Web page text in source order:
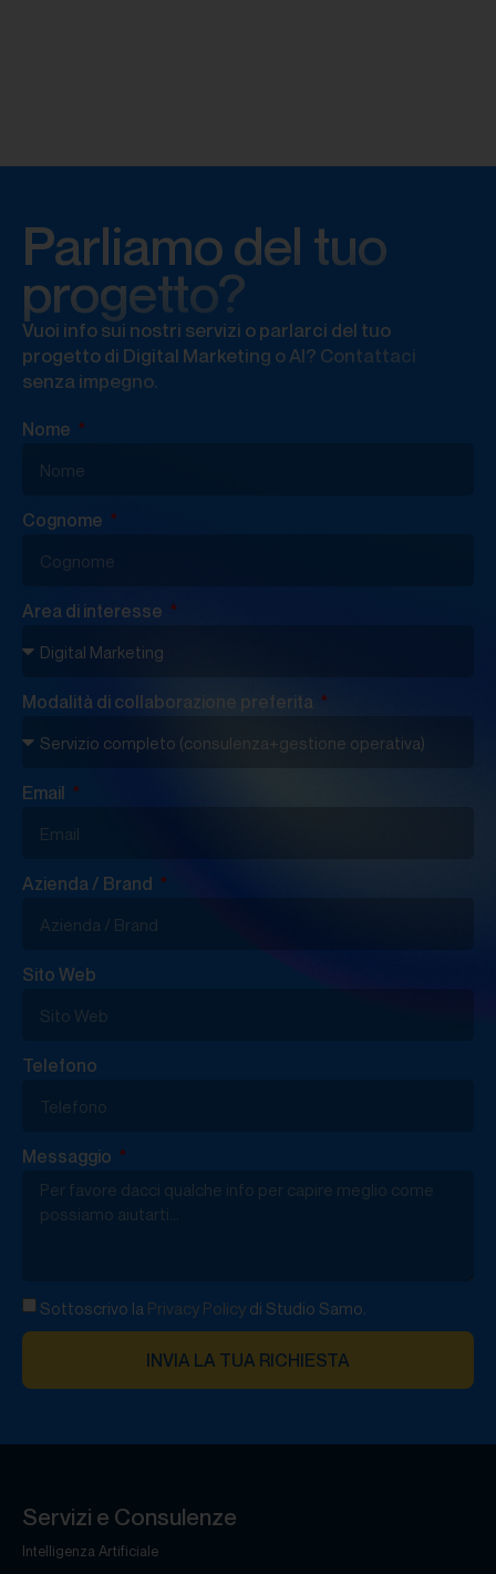
Parliamo del tuo
progetto?
Vuoi info sui nostri servizi o parlarci del tuo
progetto di Digital Marketing o AI? Contattaci
senza impegno.
Nome
Cognome
Area di interesse
Modalità di collaborazione preferita
Email
Azienda / Brand
Sito Web
Telefono
Messaggio
Sottoscrivo la Privacy Policy di Studio Samo.
INVIA LA TUA RICHIESTA
Servizi e Consulenze
Intelligenza Artificiale